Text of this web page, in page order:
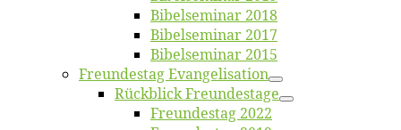
Bi­bel­se­mi­nar 2018
Bibelsemi­nar 2017
Bibelsemi­nar 2015
Freun­des­tag Evangelisation
Rück­blick Freundestage
Freun­des­tag 2022